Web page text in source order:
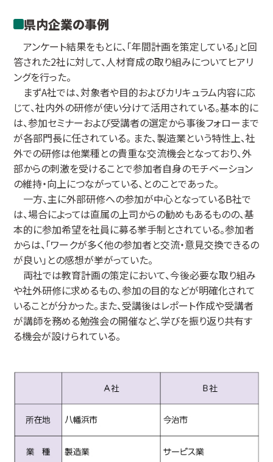
県内企業の事例
アンケート結果をもとに、「年間計画を策定している」と回
答された2社に対して、人材育成の取り組みについてヒアリ
ングを行った。
まずA社では、対象者や目的およびカリキュラム内容に応
じて、社内外の研修が使い分けて活用されている。基本的に
は、参加セミナーおよび受講者の選定から事後フォローまで
が各部門長に任されている。 また、製造業という特性上、社
外での研修は他業種との貴重な交流機会となっており、外
部からの刺激を受けることで参加者自身のモチベーション
の維持・向上につながっている、とのことであった。
一方、主に外部研修への参加が中心となっているB社で
は、場合によっては直属の上司からの勧めもあるものの、基
本的に参加希望を社員に募る挙手制とされている。参加者
からは、「ワークが多く他の参加者と交流・意見交換できるの
が良い」との感想が挙がっていた。
両社では教育計画の策定において、今後必要な取り組み
や社外研修に求めるもの、参加の目的などが明確化されて
いることが分かった。また、受講後はレポート作成や受講者
が講師を務める勉強会の開催など、学びを振り返り共有す
る機会が設けられている。